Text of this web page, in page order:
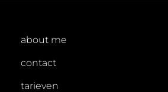
about me
contact
tarieven